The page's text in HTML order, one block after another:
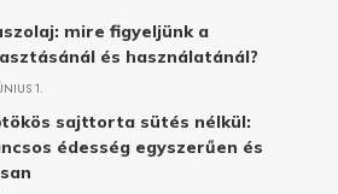
mire figyeljünk a
és használatánál?
1.
sajttorta sütés nélkül:
édesség egyszerűen és